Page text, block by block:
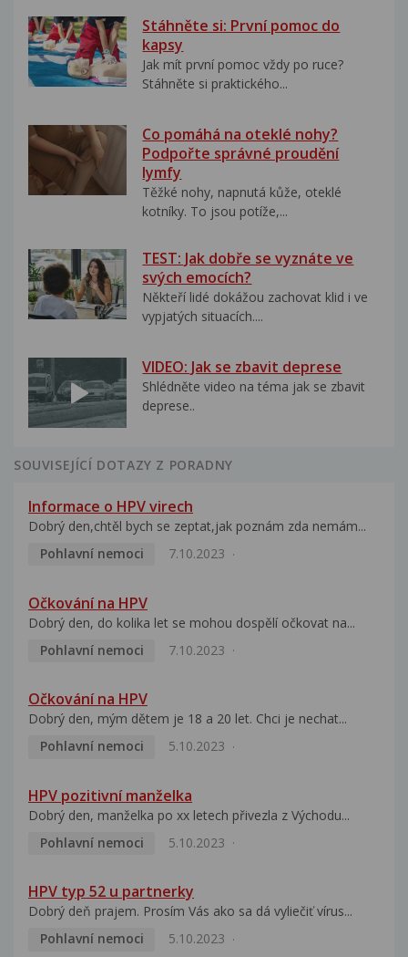
Stáhněte si: První pomoc do
kapsy
Jak mít první pomoc vždy po ruce?
Stáhněte si praktického...
Co pomáhá na oteklé nohy?
Podpořte správné proudění
lymfy
Těžké nohy, napnutá kůže, oteklé
kotníky. To jsou potíže,...
TEST: Jak dobře se vyznáte ve
svých emocích?
Někteří lidé dokážou zachovat klid i ve
vypjatých situacích....
VIDEO: Jak se zbavit deprese
Shlédněte video na téma jak se zbavit
deprese..
SOUVISEJÍCÍ DOTAZY Z PORADNY
Informace o HPV virech
Dobrý den,chtěl bych se zeptat,jak poznám zda nemám...
Pohlavní nemoci
7.10.2023
Očkování na HPV
Dobrý den, do kolika let se mohou dospělí očkovat na...
Pohlavní nemoci
7.10.2023
Očkování na HPV
Dobrý den, mým dětem je 18 a 20 let. Chci je nechat...
Pohlavní nemoci
5.10.2023
HPV pozitivní manželka
Dobrý den, manželka po xx letech přivezla z Východu...
Pohlavní nemoci
5.10.2023
HPV typ 52 u partnerky
Dobrý deň prajem. Prosím Vás ako sa dá vyliečiť vírus...
Pohlavní nemoci
5.10.2023